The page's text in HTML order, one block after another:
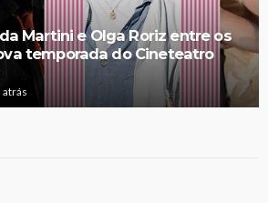
Martini e Olga Roriz entre os
temporada do Cineteatro
atrás